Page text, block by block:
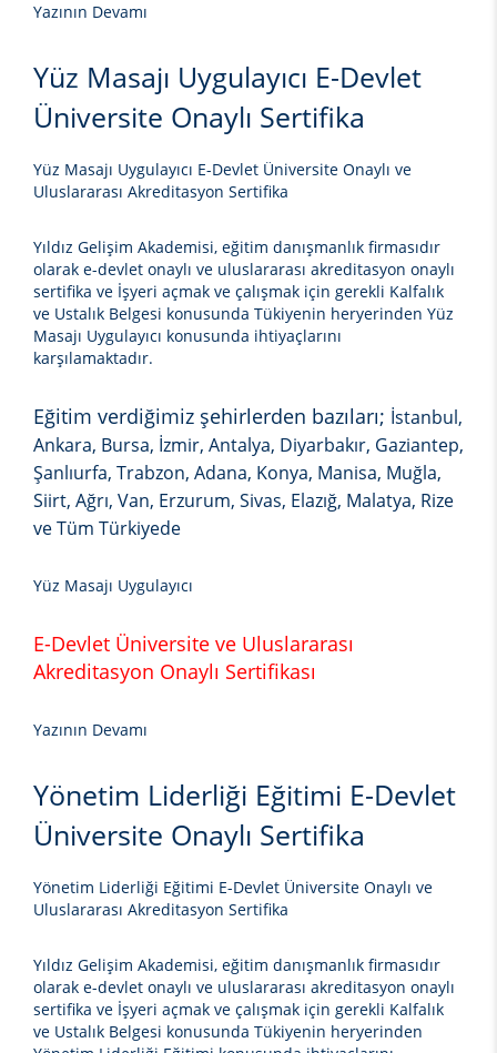
Yazının Devamı
Yüz Masajı Uygulayıcı E-Devlet
Üniversite Onaylı Sertifika
Yüz Masajı Uygulayıcı E-Devlet Üniversite Onaylı ve
Uluslararası Akreditasyon Sertifika
Yıldız Gelişim Akademisi, eğitim danışmanlık firmasıdır
olarak e-devlet onaylı ve uluslararası akreditasyon onaylı
sertifika ve İşyeri açmak ve çalışmak için gerekli Kalfalık
ve Ustalık Belgesi konusunda Tükiyenin heryerinden Yüz
Masajı Uygulayıcı konusunda ihtiyaçlarını
karşılamaktadır.
Eğitim verdiğimiz şehirlerden bazıları; İstanbul,
Ankara, Bursa, İzmir, Antalya, Diyarbakır, Gaziantep,
Şanlıurfa, Trabzon, Adana, Konya, Manisa, Muğla,
Siirt, Ağrı, Van, Erzurum, Sivas, Elazığ, Malatya, Rize
ve Tüm Türkiyede
Yüz Masajı Uygulayıcı
E-Devlet Üniversite ve Uluslararası
Akreditasyon Onaylı Sertifikası
Yazının Devamı
Yönetim Liderliği Eğitimi E-Devlet
Üniversite Onaylı Sertifika
Yönetim Liderliği Eğitimi E-Devlet Üniversite Onaylı ve
Uluslararası Akreditasyon Sertifika
Yıldız Gelişim Akademisi, eğitim danışmanlık firmasıdır
olarak e-devlet onaylı ve uluslararası akreditasyon onaylı
sertifika ve İşyeri açmak ve çalışmak için gerekli Kalfalık
ve Ustalık Belgesi konusunda Tükiyenin heryerinden